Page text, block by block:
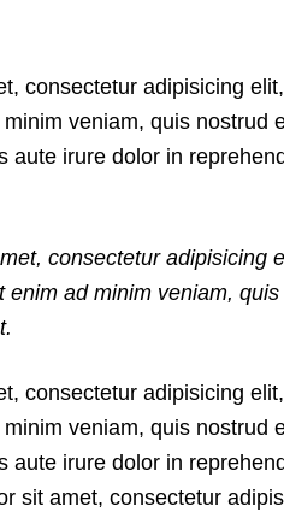
consectetur adipisicing
veniam, quis nostrud
aute irure dolor in
consectetur adipisicing
enim ad minim veniam,
consectetur adipisicing
veniam, quis nostrud
aute irure dolor in
sit amet, consectetur